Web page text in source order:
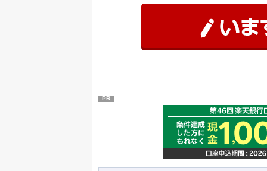
PR